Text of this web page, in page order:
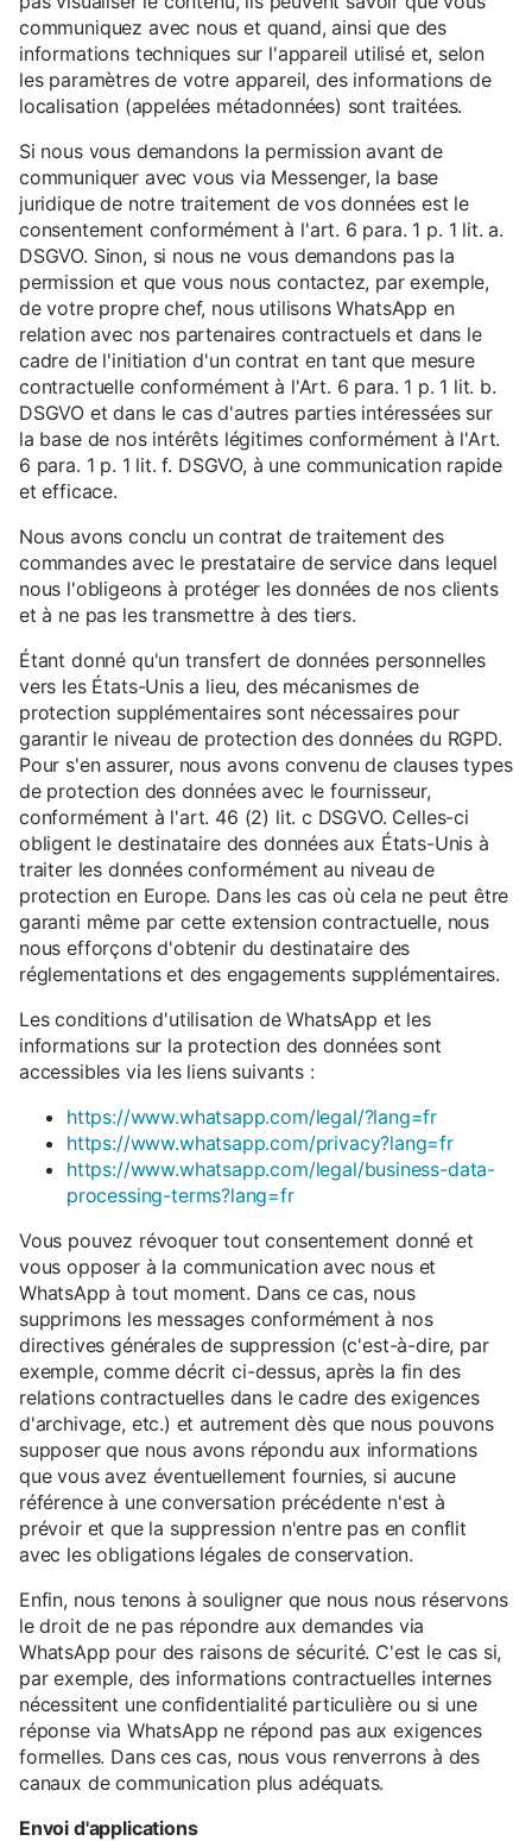
communiquez avec nous et quand, ainsi que des
informations techniques sur l'appareil utilisé et, selon
les paramètres de votre appareil, des informations de
localisation (appelées métadonnées) sont traitées.
Si nous vous demandons la permission avant de
communiquer avec vous via Messenger, la base
juridique de notre traitement de vos données est le
consentement conformément à l'art. 6 para. 1 p. 1 lit. a.
DSGVO. Sinon, si nous ne vous demandons pas la
permission et que vous nous contactez, par exemple,
de votre propre chef, nous utilisons WhatsApp en
relation avec nos partenaires contractuels et dans le
cadre de l'initiation d'un contrat en tant que mesure
contractuelle conformément à l'Art. 6 para. 1 p. 1 lit. b.
DSGVO et dans le cas d'autres parties intéressées sur
la base de nos intérêts légitimes conformément à l'Art.
6 para. 1 p. 1 lit. f. DSGVO, à une communication rapide
et efficace.
Nous avons conclu un contrat de traitement des
commandes avec le prestataire de service dans lequel
nous l'obligeons à protéger les données de nos clients
et à ne pas les transmettre à des tiers.
Étant donné qu'un transfert de données personnelles
vers les États-Unis a lieu, des mécanismes de
protection supplémentaires sont nécessaires pour
garantir le niveau de protection des données du RGPD.
Pour s'en assurer, nous avons convenu de clauses types
de protection des données avec le fournisseur,
conformément à l'art. 46 (2) lit. c DSGVO. Celles-ci
obligent le destinataire des données aux États-Unis à
traiter les données conformément au niveau de
protection en Europe. Dans les cas où cela ne peut être
garanti même par cette extension contractuelle, nous
nous efforçons d'obtenir du destinataire des
réglementations et des engagements supplémentaires.
Les conditions d'utilisation de WhatsApp et les
informations sur la protection des données sont
accessibles via les liens suivants :
https://www.whatsapp.com/legal/?lang=fr
https://www.whatsapp.com/privacy?lang=fr
https://www.whatsapp.com/legal/business-data-
processing-terms?lang=fr
Vous pouvez révoquer tout consentement donné et
vous opposer à la communication avec nous et
WhatsApp à tout moment. Dans ce cas, nous
supprimons les messages conformément à nos
directives générales de suppression (c'est-à-dire, par
exemple, comme décrit ci-dessus, après la fin des
relations contractuelles dans le cadre des exigences
d'archivage, etc.) et autrement dès que nous pouvons
supposer que nous avons répondu aux informations
que vous avez éventuellement fournies, si aucune
référence à une conversation précédente n'est à
prévoir et que la suppression n'entre pas en conflit
avec les obligations légales de conservation.
Enfin, nous tenons à souligner que nous nous réservons
le droit de ne pas répondre aux demandes via
WhatsApp pour des raisons de sécurité. C'est le cas si,
par exemple, des informations contractuelles internes
nécessitent une confidentialité particulière ou si une
réponse via WhatsApp ne répond pas aux exigences
formelles. Dans ces cas, nous vous renverrons à des
canaux de communication plus adéquats.
Envoi d'applications